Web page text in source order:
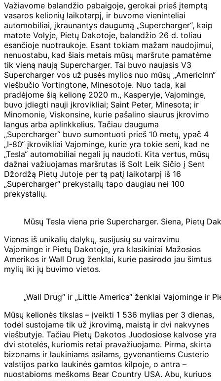
Važiavome balandžio pabaigoje, gerokai prieš įtemptą
vasaros kelionių laikotarpį, ir buvome vieninteliai
automobiliai, įkraunantys daugumą „Supercharger“, kaip
matote Volyje, Pietų Dakotoje, balandžio 26 d. toliau
esančioje nuotraukoje. Esant tokiam mažam naudojimui,
nenuostabu, kad šiais metais mūsų maršrute pamatėme
tik vieną naują Supercharger. Tai buvo naujasis V3
Supercharger vos už pusės mylios nuo mūsų „AmericInn“
viešbučio Vortingtone, Minesotoje. Nuo tada, kai
pradėjome šią kelionę 2020 m., Kasperyje, Vajominge,
buvo įdiegti nauji įkrovikliai; Saint Peter, Minesota; ir
Minomonie, Viskonsine, kurie pašalino siaurus įkrovimo
langus arba aplinkkelius. Tačiau dauguma
„Supercharger“ buvo sumontuoti prieš 10 metų, ypač 4
„I-80“ įkrovikliai Vajominge, kurie yra tokie seni, kad ne
„Tesla“ automobiliai negali jų naudoti. Kita vertus, mūsų
dažnai važiuojamas maršrutas iš Solt Leik Sičio į Sent
Džordžą Pietų Jutoje per tą patį laikotarpį iš 16
„Supercharger“ prekystalių tapo daugiau nei 100
prekystalių.
Mūsų Tesla viena prie Supercharger. Siena, Pietų
Vienas iš unikalių dalykų, susijusių su vairavimu
Vajominge ir Pietų Dakotoje, yra klasikiniai Mažosios
Amerikos ir Wall Drug ženklai, kurie pasirodo jau šimtus
mylių iki jų buvimo vietos.
„Wall Drug“ ir „Little America“ ženklai Vajominge
Mūsų kelionės tikslas – įveikti 1 536 mylias per 3 dienas,
todėl sustojame tik už įkrovimą, maistą ir dvi nakvynes
viešbutyje. Tačiau Pietų Dakotos Juodosiose kalvose yra
dvi stotelės, kuriomis retai pravažiuojame. Pirma, skirta
bizonams ir laukiniams asilams, gyvenantiems Custerio
valstijos parko laukinės gamtos kilpoje, o antra –
nuostabioms meškoms Bear Country USA. Abu, kuriuos